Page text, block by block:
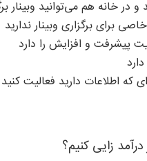
و در خانه هم می‌توانید وبینار
برای برگزاری وبینار ندارید
پیشرفت و افزایش را دارد
که اطلاعات دارید فعالیت کنید
درآمد زایی کنیم؟